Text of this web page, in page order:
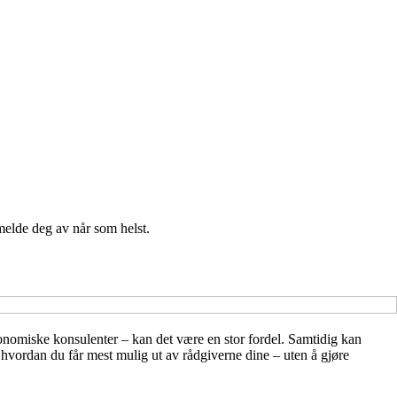
deg av når som helst.
konsulenter – kan det være en stor fordel. Samtidig kan
du får mest mulig ut av rådgiverne dine – uten å gjøre